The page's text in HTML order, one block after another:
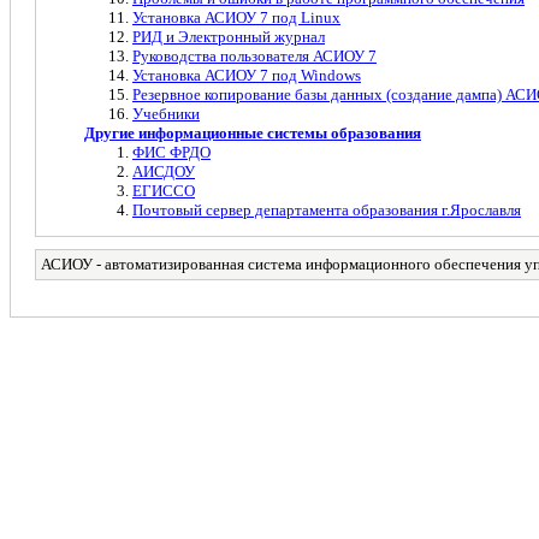
Установка АСИОУ 7 под Linux
РИД и Электронный журнал
Руководства пользователя АСИОУ 7
Установка АСИОУ 7 под Windows
Резервное копирование базы данных (создание дампа)
Учебники
Другие информационные системы образования
ФИС ФРДО
АИСДОУ
ЕГИССО
Почтовый сервер департамента образования г.Ярославля
АСИОУ - автоматизированная система информационного обеспечения